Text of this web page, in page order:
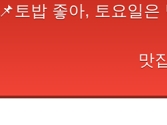
📌토밥 좋아, 토요일
맛